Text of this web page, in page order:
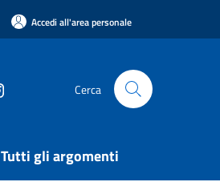
Accedi all'area personale
Cerca
Tutti gli argomenti